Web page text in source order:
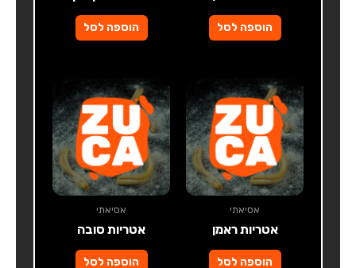
הוספה לסל הוספה לסל
אסיאתי
אטריות ראמן
הוספה לסל
אסיאתי
אטריות סובה
הוספה לסל